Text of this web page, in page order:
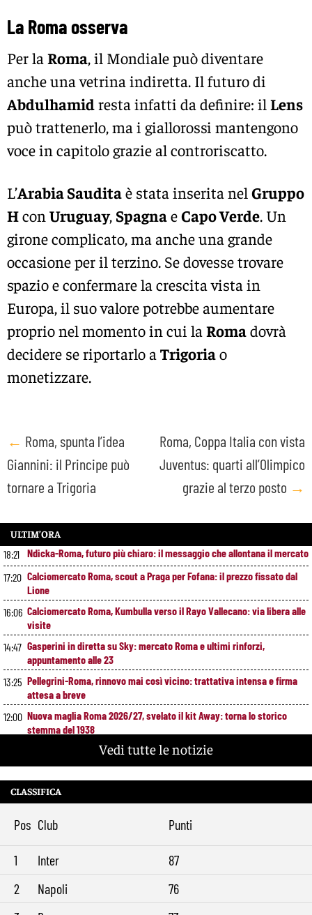
La Roma osserva
Per la Roma, il Mondiale può diventare
anche una vetrina indiretta. Il futuro di
Abdulhamidresta infatti da definire: il Lens
può trattenerlo, ma i giallorossi mantengono
voce in capitolo grazie al controriscatto.
L’Arabia Sauditaè stata inserita nel Gruppo
Hcon Uruguay, SpagnaeCapo Verde. Un
girone complicato, ma anche una grande
occasione per il terzino. Se dovesse trovare
spazio e confermare la crescita vista in
Europa, il suo valore potrebbe aumentare
proprio nel momento in cui la Romadovrà
decidere se riportarlo a Trigoriao
monetizzare.
Post
navigation
← Roma, spunta l’idea
Giannini: il Principe può
tornare a Trigoria
Roma, Coppa Italia con vista
Juventus: quarti all’Olimpico
grazie al terzo posto →
ULTIM’ORA
18:21 Ndicka-Roma, futuro più chiaro: il messaggio che allontana il mercato
17:20 Calciomercato Roma, scout a Praga per Fofana: il prezzo fissato dal
Lione
16:06 Calciomercato Roma, Kumbulla verso il Rayo Vallecano: via libera alle
visite
14:47 Gasperini in diretta su Sky: mercato Roma e ultimi rinforzi,
appuntamento alle 23
13:25 Pellegrini-Roma, rinnovo mai così vicino: trattativa intensa e firma
attesa a breve
12:00 Nuova maglia Roma 2026/27, svelato il kit Away: torna lo storico
stemma del 1938
Alajbegovic, Pjanic svela il ruolo: perché il talento seguito dalla Roma
ha scelto la Juventus
9:29
Roma, il mercato ora è nelle sue mani: dopo Molina manca soltanto
l’ala
Vedi tutte le notizie
CLASSIFICA
Pos Club Punti
1 Inter
87
2
Napoli
76